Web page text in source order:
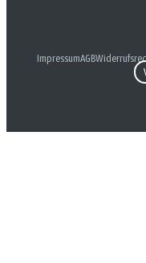
ImpressumAGB